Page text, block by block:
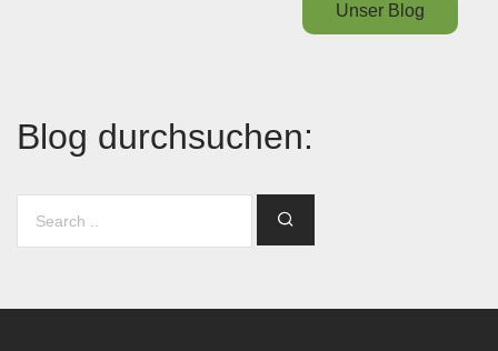
Unser Blog
Blog durchsuchen: